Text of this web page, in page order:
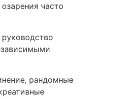
часто
рандомные